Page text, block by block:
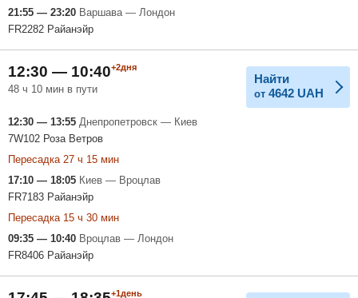
21:55 — 23:20 Варшава — Лондон
FR2282 Райанэйр
12:30 — 10:40+2дня
48 ч 10 мин в пути
Найти
от 4642 UAH
12:30 — 13:55 Днепропетровск — Киев
7W102 Роза Ветров
Пересадка 27 ч 15 мин
17:10 — 18:05 Киев — Вроцлав
FR7183 Райанэйр
Пересадка 15 ч 30 мин
09:35 — 10:40 Вроцлав — Лондон
FR8406 Райанэйр
+1день